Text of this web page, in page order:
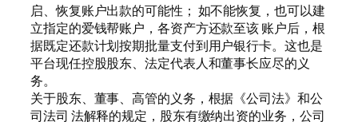
启、恢复账户出款的可能性； 如不能恢复，也可以建
立指定的爱钱帮账户，各资产方还款至该 账户后，根
据既定还款计划按期批量支付到用户银行卡。这也是
平台现任控股股东、法定代表人和董事长应尽的义
务。
关于股东、董事、高管的义务，根据《公司法》和公
司法司 法解释的规定，股东有缴纳出资的业务，公司